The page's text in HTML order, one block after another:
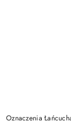
Oznaczenia